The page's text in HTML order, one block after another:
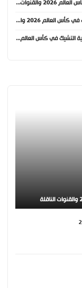
موعد مباراة أمريكا والباراغواي في كأس العالم 2026 والقنوات الناقلة
موعد مباراة كندا والبوسنة والهرسك في كأس العالم 2026 والقنوات الناقلة
موعد مباراة كوريا الجنوبية وجمهورية التشيك في كأس العالم 2026 والقنوات الناقلة